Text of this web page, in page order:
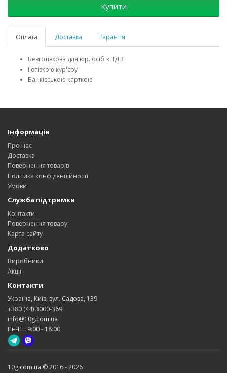
Купити
Оплата Доставка Гарантія
Безготівкова для юр. осіб з ПДВ
Готівкою кур'єру
Банківською карткою
Інформація
Про нас
Доставка
Повернення товарів
Політика конфіденційності
Умови
Служба підтримки
Контакти
Повернення товару
Карта сайту
Додатково
Виробники
Акції
Контакти
Україна, Київ, вул. Садова, 139
+380 (44) 3000-369
info@10g.com.ua
Пн-Пт: 9:00 - 18:00
10g.com.ua © 2016 - 2026